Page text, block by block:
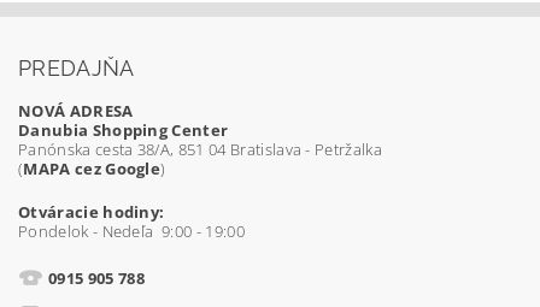
PREDAJŇA
NOVÁ ADRESA
Danubia Shopping Center
Panónska cesta 38/A, 851 04 Bratislava - Petržalka
(MAPA cez Google)
Otváracie hodiny:
Pondelok - Nedeľa 9:00 - 19:00
0915 905 788